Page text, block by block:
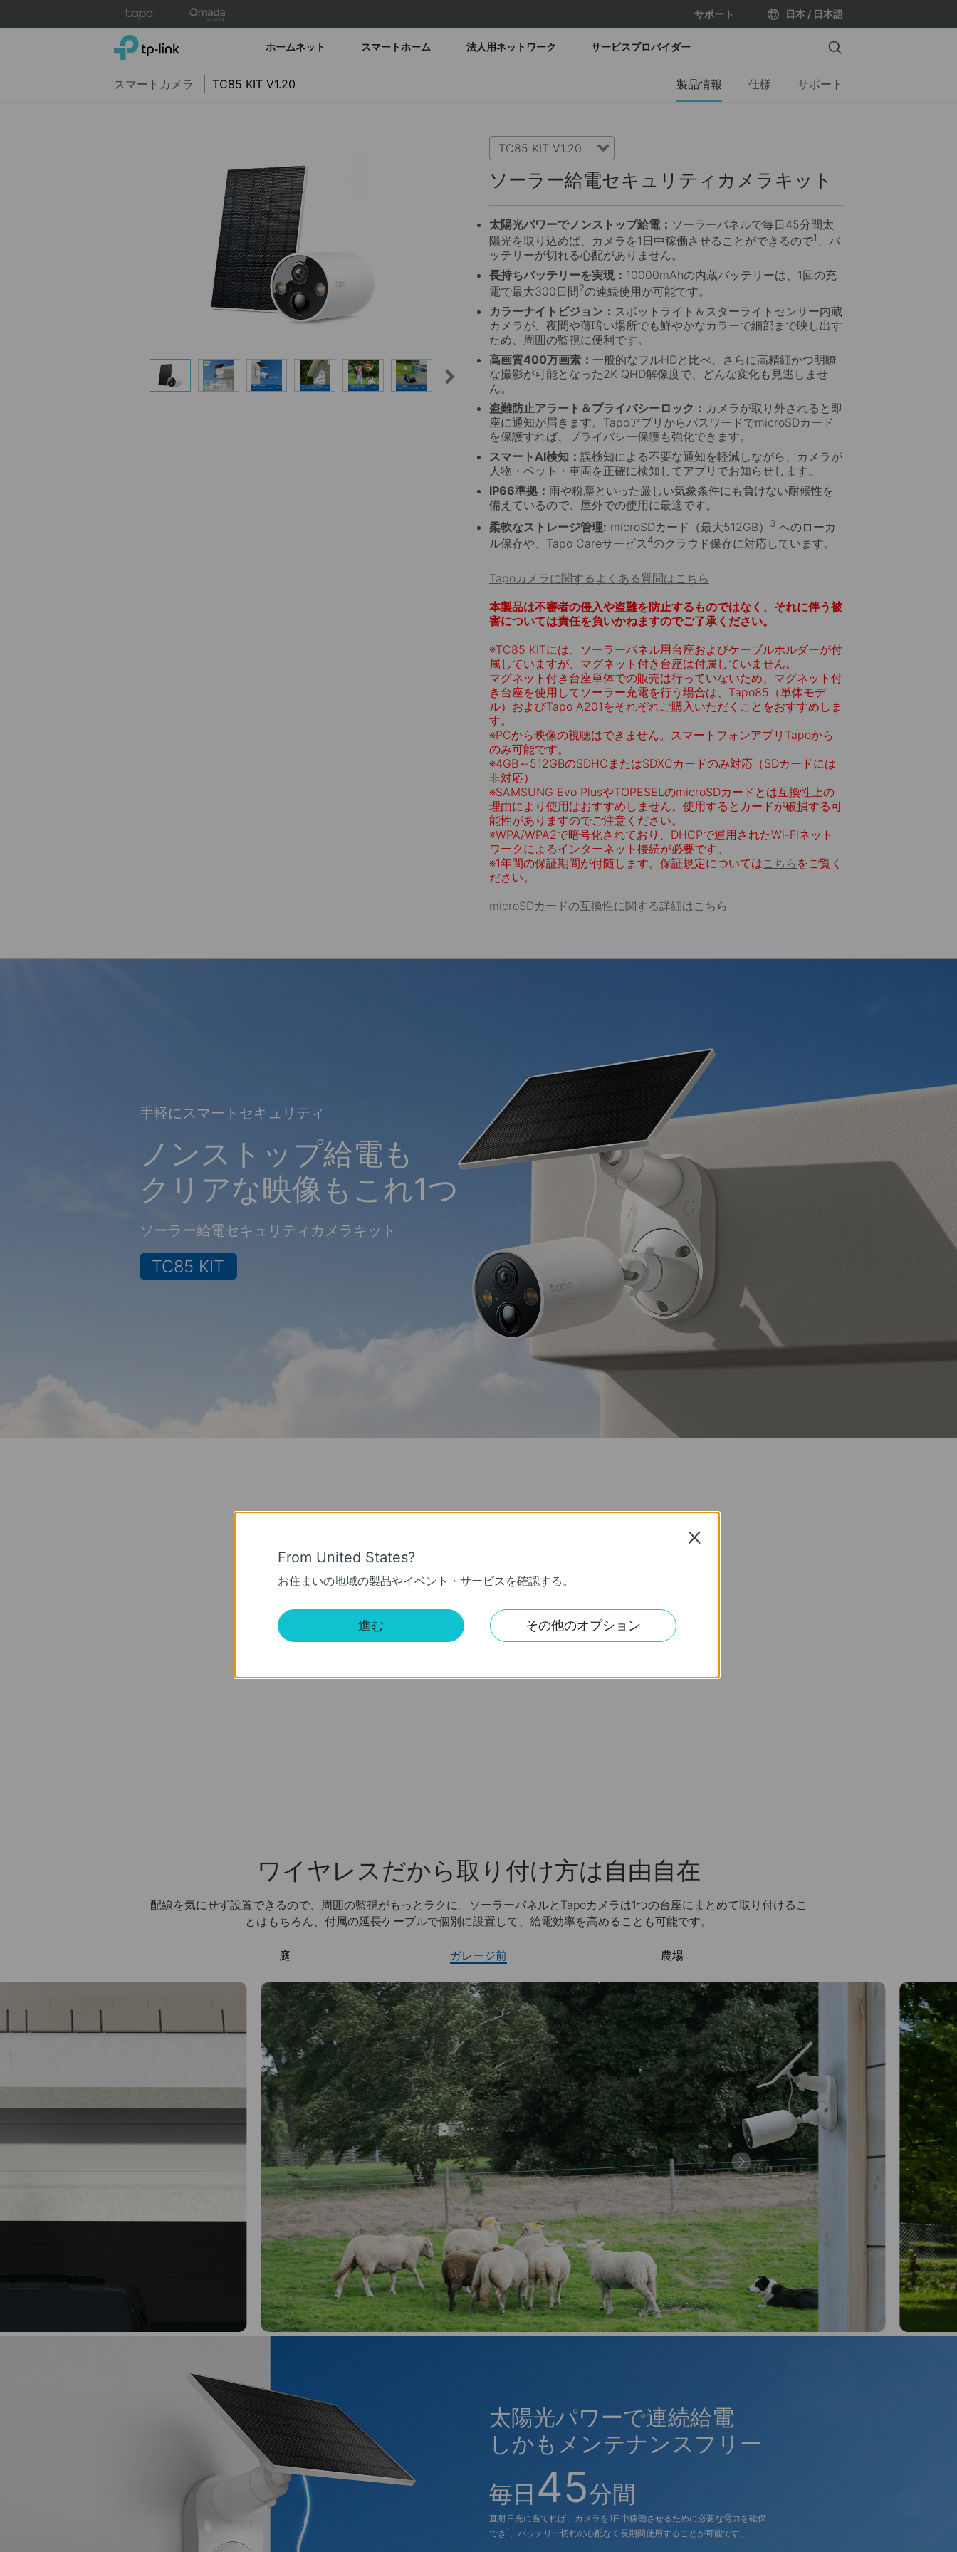
サポート 日本 / 日本語
TP-Link, Reliably Smart ホームネット スマートホーム 法人用ネットワーク サービスプロバイダー Search
スマートカメラ TC85 KIT V1.20 製品情報 仕様 サポート
TC85 KIT V1.20
ソーラー給電セキュリティカメラキット
太陽光パワーでノンストップ給電： ソーラーパネルで毎日45分間太
陽光を取り込めば、カメラを1日中稼働させることができるので1
、バ
ッテリーが切れる心配がありません。
長持ちバッテリーを実現： 10000mAhの内蔵バッテリーは、1回の充
電で最大300日間2の連続使用が可能です。
カラーナイトビジョン： スポットライト＆スターライトセンサー内蔵
カメラが、夜間や薄暗い場所でも鮮やかなカラーで細部まで映し出す
ため、周囲の監視に便利です。
高画質400万画素： 一般的なフルHDと比べ、さらに高精細かつ明瞭
な撮影が可能となった2K QHD解像度で、どんな変化も見逃しませ
ん。
盗難防止アラート＆プライバシーロック： カメラが取り外されると即
座に通知が届きます。TapoアプリからパスワードでmicroSDカード
を保護すれば、プライバシー保護も強化できます。
スマートAI検知： 誤検知による不要な通知を軽減しながら、カメラが
人物・ペット・車両を正確に検知してアプリでお知らせします。
IP66準拠： 雨や粉塵といった厳しい気象条件にも負けない耐候性を
備えているので、屋外での使用に最適です。
柔軟なストレージ管理: microSDカード（最大512GB） 3 へのローカ
ル保存や、Tapo Careサービス4のクラウド保存に対応しています。
Tapoカメラに関するよくある質問はこちら
本製品は不審者の侵入や盗難を防止するものではなく、それに伴う被
害については責任を負いかねますのでご了承ください。
※TC85 KITには、ソーラーパネル用台座およびケーブルホルダーが付
属していますが、マグネット付き台座は付属していません。
マグネット付き台座単体での販売は行っていないため、マグネット付
き台座を使用してソーラー充電を行う場合は、Tapo85（単体モデ
ル）およびTapo A201をそれぞれご購入いただくことをおすすめしま
す。
※PCから映像の視聴はできません。スマートフォンアプリTapoから
のみ可能です。
※4GB～512GBのSDHCまたはSDXCカードのみ対応（SDカードには
非対応）
※SAMSUNG Evo PlusやTOPESELのmicroSDカードとは互換性上の
理由により使用はおすすめしません。使用するとカードが破損する可
能性がありますのでご注意ください。
※WPA/WPA2で暗号化されており、DHCPで運用されたWi-Fiネット
ワークによるインターネット接続が必要です。
※1年間の保証期間が付随します。保証規定についてはこちら をご覧く
ださい。
microSDカードの互換性に関する詳細はこちら
手軽にスマートセキュリティ
ノンストップ給電も
クリアな映像もこれ1つ
ソーラー給電セキュリティカメラキット
TC85 KIT
カラーナイ
トビジョン
連続給電
ワイヤレスだから取り付け方は自由自在
配線を気にせず設置できるので、周囲の監視がもっとラクに。ソーラーパネルとTapoカメラは1つの台座にまとめて取り付けるこ
とはもちろん、付属の延長ケーブルで個別に設置して、給電効率を高めることも可能です。
庭 ガレージ前 農場
太陽光パワーで連続給電
しかもメンテナンスフリー
毎日 45分間
直射日光に当てれば、カメラを1日中稼働させるために必要な電力を確保
でき 1 、バッテリー切れの心配なく長期間使用することが可能です。
所に合わせて十分な太陽光を取り込めるように調整することができま
す。
高効率なソーラーセル
的に光を吸収し、デバイスへ給電することが可能です。
From United States?
お住まいの地域の製品やイベント・サービスを確認する。
進む その他のオプション
Close